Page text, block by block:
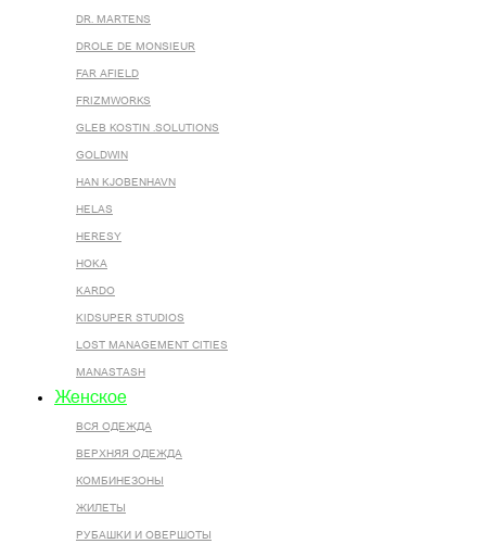
DR. MARTENS
DROLE DE MONSIEUR
FAR AFIELD
FRIZMWORKS
GLEB KOSTIN .SOLUTIONS
GOLDWIN
HAN KJOBENHAVN
HELAS
HERESY
HOKA
KARDO
KIDSUPER STUDIOS
LOST MANAGEMENT CITIES
MANASTASH
Женское
ВСЯ ОДЕЖДА
ВЕРХНЯЯ ОДЕЖДА
КОМБИНЕЗОНЫ
ЖИЛЕТЫ
РУБАШКИ И ОВЕРШОТЫ